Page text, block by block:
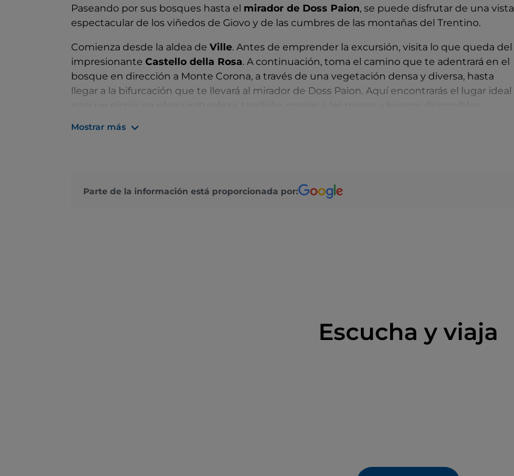
Paseando por sus bosques hasta el mirador de Doss Paion, se puede disfrutar de una vista
espectacular de los viñedos de Giovo y de las cumbres de las montañas del Trentino.
Comienza desde la aldea de Ville. Antes de emprender la excursión, visita lo que queda del
impresionante Castello della Rosa. A continuación, toma el camino que te adentrará en el
bosque en dirección a Monte Corona, a través de una vegetación densa y diversa, hasta
llegar a la bifurcación que te llevará al mirador de Doss Paion. Aquí encontrarás el lugar ideal
Mostrar más
Parte de la información está proporcionada por:
Escucha y viaja